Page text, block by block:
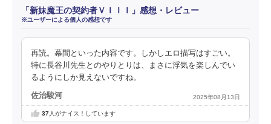
「新妹魔王の契約者ＶＩＩＩ」感想・レビュー
※ユーザーによる個人の感想です
再読。幕間といった内容です。しかしエロ描写はすごい。
特に長谷川先生とのやりとりは、まさに浮気を楽しんでい
るようにしか見えないですね。
佐治駿河 2025年08月13日
37人がナイス！しています